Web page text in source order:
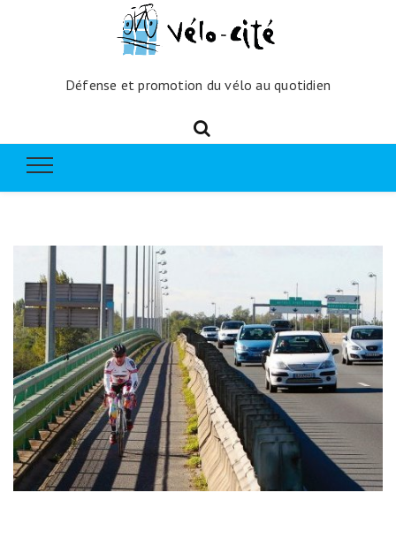
Défense et promotion du vélo au quotidien